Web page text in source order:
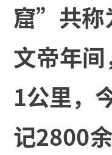
窟”共称
文帝年
1公里，
记2800